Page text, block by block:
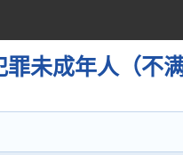
罪未成年人（不